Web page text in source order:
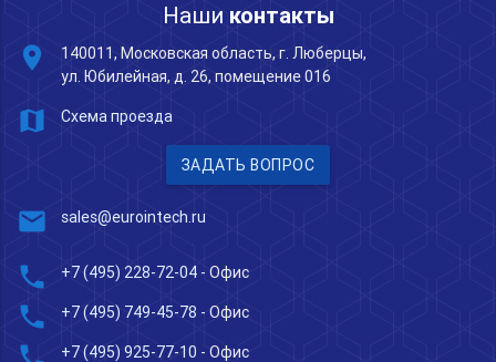
Наши контакты
place
140011, Московская область, г. Люберцы,
ул. Юбилейная, д. 26, помещение 016
map Схема проезда
ЗАДАТЬ ВОПРОС
mail sales@eurointech.ru
phone +7 (495) 228-72-04 - Офис
phone +7 (495) 749-45-78 - Офис
+7 (495) 925-77-10 - Офис